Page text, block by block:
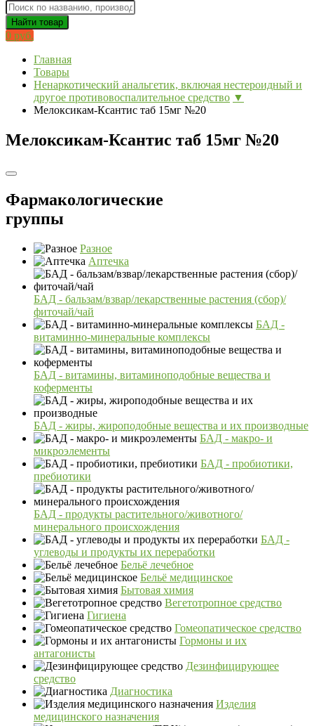
Найти товар
0 руб.
Главная
Товары
Ненаркотический анальгетик, включая нестероидный и
другое противовоспалительное средство ▼
Мелоксикам-Ксантис таб 15мг №20
Мелоксикам-Ксантис таб 15мг №20
Фармакологические
группы
Разное
Аптечка
БАД - бальзам/взвар/лекарственные растения (сбор)/
фиточай/чай
БАД -
витаминно-минеральные комплексы
БАД - витамины, витаминоподобные вещества и
коферменты
БАД - жиры, жироподобные вещества и их производные
БАД - макро- и
микроэлементы
БАД - пробиотики,
пребиотики
БАД - продукты растительного/животного/
минерального происхождения
БАД -
углеводы и продукты их переработки
Бельё лечебное
Бельё медицинское
Бытовая химия
Вегетотропное средство
Гигиена
Гомеопатическое средство
Гормоны и их
антагонисты
Дезинфицирующее
средство
Диагностика
Изделия
медицинского назначения